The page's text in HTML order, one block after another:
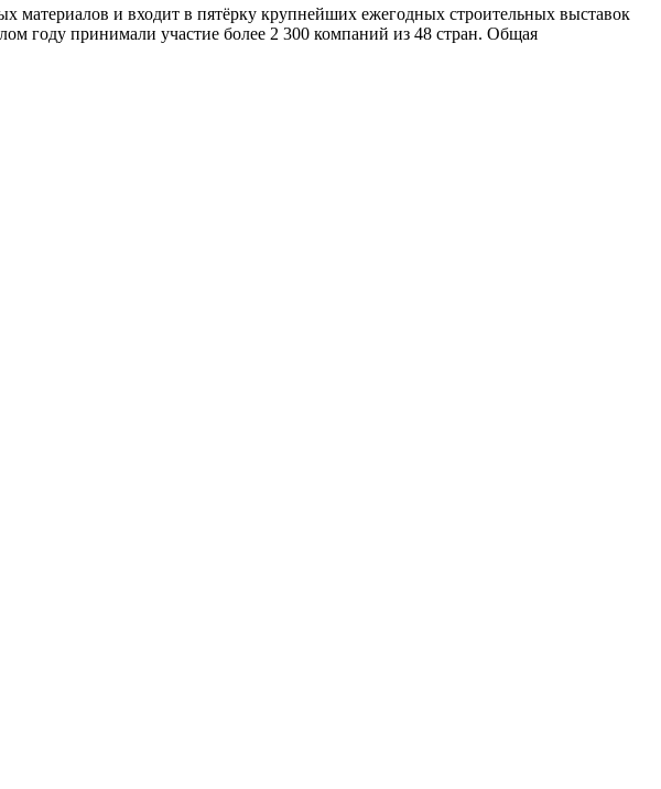
материалов и входит в пятёрку крупнейших ежегодных строительных выставок
году принимали участие более 2 300 компаний из 48 стран. Общая